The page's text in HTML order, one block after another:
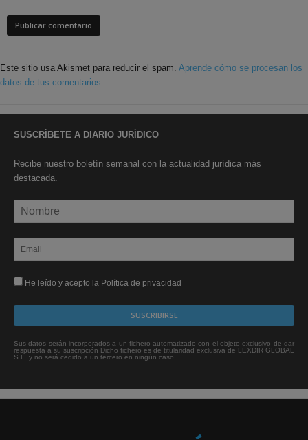
Este sitio usa Akismet para reducir el spam. Aprende cómo se procesan los
datos de tus comentarios.
SUSCRÍBETE A DIARIO JURÍDICO
Recibe nuestro boletín semanal con la actualidad jurídica más
destacada.
He leído y acepto la Política de privacidad
Sus datos serán incorporados a un fichero automatizado con el objeto exclusivo de dar
respuesta a su suscripción Dicho fichero es de titularidad exclusiva de LEXDIR GLOBAL
S.L. y no será cedido a un tercero en ningún caso.